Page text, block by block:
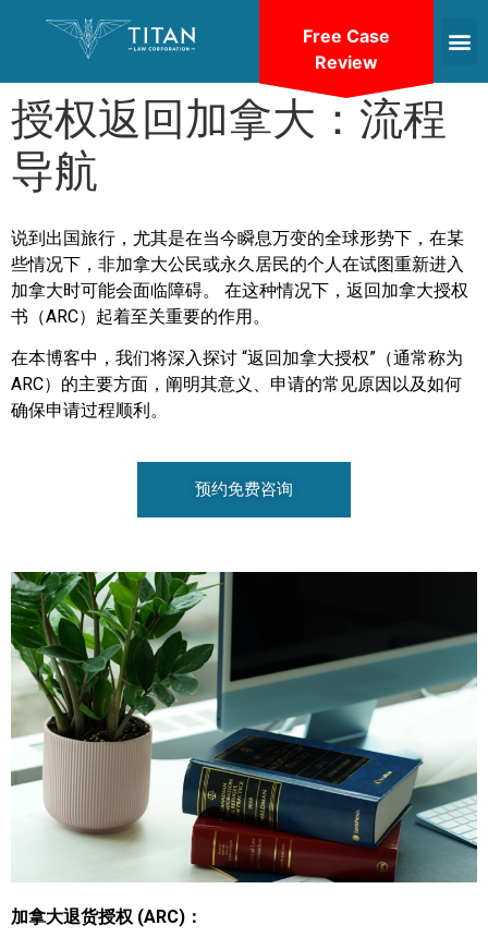
授权返回加拿大：流程
导航
说到出国旅行，尤其是在当今瞬息万变的全球形势下，在某
些情况下，非加拿大公民或永久居民的个人在试图重新进入
加拿大时可能会面临障碍。 在这种情况下，返回加拿大授权
书（ARC）起着至关重要的作用。
在本博客中，我们将深入探讨 “返回加拿大授权”（通常称为
ARC）的主要方面，阐明其意义、申请的常见原因以及如何
确保申请过程顺利。
预约免费咨询
加拿大退货授权 (ARC)：
Free Case
Review